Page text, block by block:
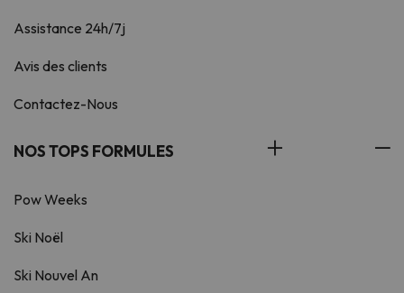
Assistance 24h/7j
Avis des clients
Contactez-Nous
NOS TOPS FORMULES
Pow Weeks
Ski Noël
Ski Nouvel An